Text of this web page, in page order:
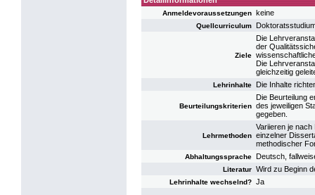
Anmeldevoraussetzungen keine
Quellcurriculum
Ziele
Die
der
Die
gleichzeitig
Lehrinhalte Die Inhalte
Beurteilungskriterien
Die Beurteilung
des jeweiligen
gegeben.
Lehrmethoden
Variieren je
einzelner
methodischer
Abhaltungssprache Deutsch,
Literatur Wird zu Beginn
Lehrinhalte wechselnd? Ja